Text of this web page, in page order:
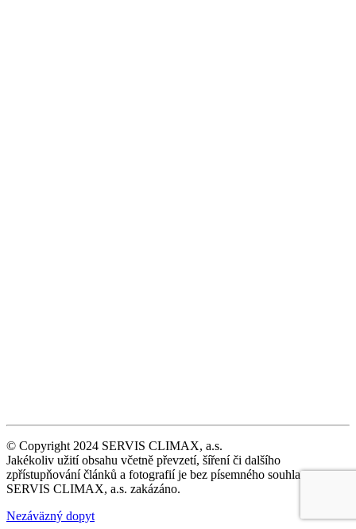
© Copyright 2024 SERVIS CLIMAX, a.s.
Jakékoliv užití obsahu včetně převzetí, šíření či dalšího
zpřístupňování článků a fotografií je bez písemného souhlasu
SERVIS CLIMAX, a.s. zakázáno.
Nezáväzný dopyt